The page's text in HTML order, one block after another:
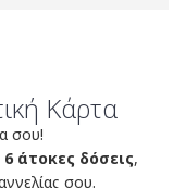
Κάρτα
σου!
6 άτοκες δόσεις,
σου.